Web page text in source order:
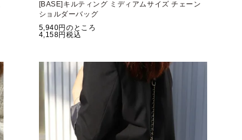
[BASE]キルティング ミディアムサイズ チェーン
ショルダーバッグ
5,940
のところ
4,158
税込